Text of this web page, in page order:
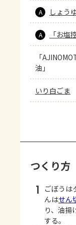
A しょう
A 「お塩
「
油」
いり白ごま
つくり方
1 ごぼうは
んはせん
り、油揚
する。